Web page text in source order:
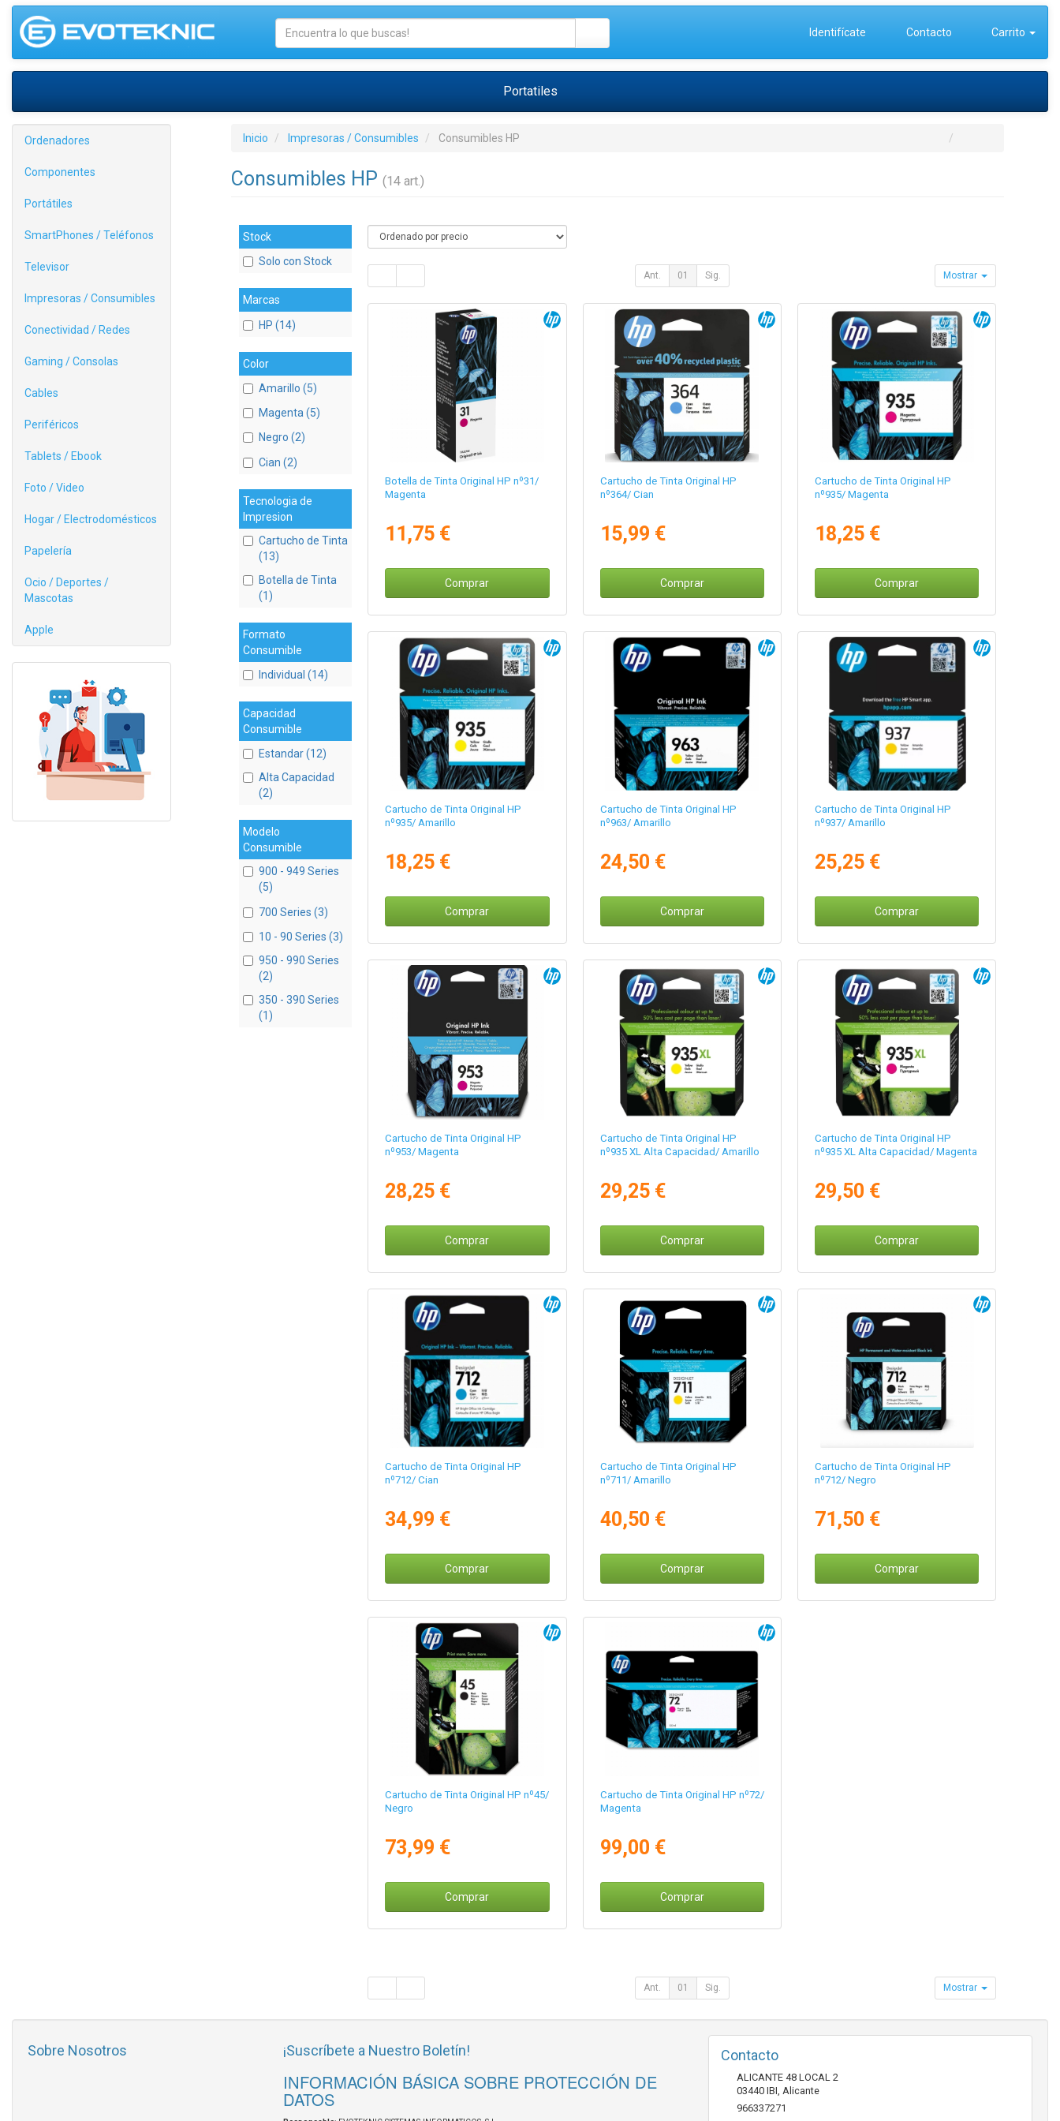
Identifícate Contacto Carrito
Portatiles
Ordenadores
Componentes
Portátiles
SmartPhones / Teléfonos
Televisor
Impresoras / Consumibles
Conectividad / Redes
Gaming / Consolas
Cables
Periféricos
Tablets / Ebook
Foto / Video
Hogar / Electrodomésticos
Papelería
Ocio / Deportes /
Mascotas
Apple
Inicio Impresoras / Consumibles Consumibles HP
Consumibles HP (14 art.)
Stock
Solo con Stock
Marcas
HP (14)
Color
Amarillo (5)
Magenta (5)
Negro (2)
Cian (2)
Tecnologia de
Impresion
Cartucho de Tinta
(13)
Botella de Tinta
(1)
Formato
Consumible
Individual (14)
Capacidad
Consumible
Estandar (12)
Alta Capacidad
(2)
Modelo
Consumible
900 - 949 Series
(5)
700 Series (3)
10 - 90 Series (3)
950 - 990 Series
(2)
350 - 390 Series
(1)
Ant. 01 Sig. Mostrar
Botella de Tinta Original HP nº31/
Magenta
11,75 €
Comprar
Cartucho de Tinta Original HP
nº364/ Cian
15,99 €
Comprar
Cartucho de Tinta Original HP
nº935/ Magenta
18,25 €
Comprar
Cartucho de Tinta Original HP
nº935/ Amarillo
18,25 €
Comprar
Cartucho de Tinta Original HP
nº963/ Amarillo
24,50 €
Comprar
Cartucho de Tinta Original HP
nº937/ Amarillo
25,25 €
Comprar
Cartucho de Tinta Original HP
nº953/ Magenta
28,25 €
Comprar
Cartucho de Tinta Original HP
nº935 XL Alta Capacidad/ Amarillo
29,25 €
Comprar
Cartucho de Tinta Original HP
nº935 XL Alta Capacidad/ Magenta
29,50 €
Comprar
Cartucho de Tinta Original HP
nº712/ Cian
34,99 €
Comprar
Cartucho de Tinta Original HP
nº711/ Amarillo
40,50 €
Comprar
Cartucho de Tinta Original HP
nº712/ Negro
71,50 €
Comprar
Cartucho de Tinta Original HP nº45/
Negro
73,99 €
Comprar
Cartucho de Tinta Original HP nº72/
Magenta
99,00 €
Comprar
Ant. 01 Sig. Mostrar
Sobre Nosotros ¡Suscríbete a Nuestro Boletín!
INFORMACIÓN BÁSICA SOBRE PROTECCIÓN DE
DATOS
Contacto
ALICANTE 48 LOCAL 2
03440 IBI Alicante
966337271